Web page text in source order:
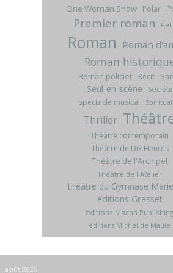
One Woman Show Polar
Premier roman
Roman Roman
Roman
Roman policier Récit
Seul-en-scène
Société
spectacle musical
Thriller
Théâtre contemporain
Théâtre de Dix Heures
Théâtre de l'Archipel
Théâtre de l'Atelier
théâtre du Gymnase
éditions Grasset
éditions Macha Publishing
éditions Michel de Maule
août 2026